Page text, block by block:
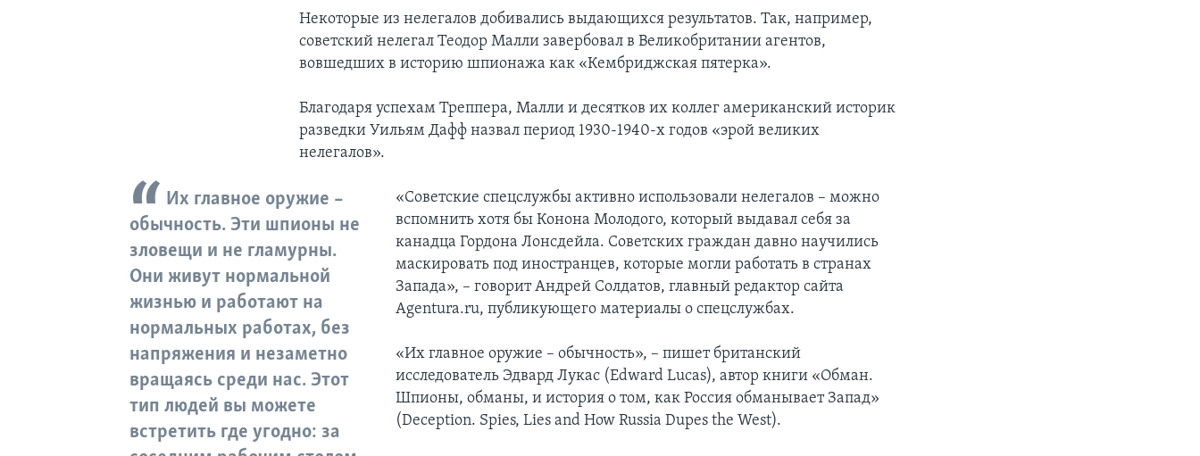
Некоторые из нелегалов добивались выдающихся результатов. Так, например,
советский нелегал Теодор Малли завербовал в Великобритании агентов,
вовшедших в историю шпионажа как «Кембриджская пятерка».
Благодаря успехам Треппера, Малли и десятков их коллег американский историк
разведки Уильям Дафф назвал период 1930-1940-х годов «эрой великих
нелегалов».
Их главное оружие –
обычность. Эти шпионы не
зловещи и не гламурны.
Они живут нормальной
жизнью и работают на
нормальных работах, без
напряжения и незаметно
вращаясь среди нас. Этот
тип людей вы можете
встретить где угодно: за
«Советские спецслужбы активно использовали нелегалов – можно
вспомнить хотя бы Конона Молодого, который выдавал себя за
канадца Гордона Лонсдейла. Советских граждан давно научились
маскировать под иностранцев, которые могли работать в странах
Запада», – говорит Андрей Солдатов, главный редактор сайта
Agentura.ru, публикующего материалы о спецслужбах.
«Их главное оружие – обычность», – пишет британский
исследователь Эдвард Лукас (Edward Lucas), автор книги «Обман.
Шпионы, обманы, и история о том, как Россия обманывает Запад»
(Deception. Spies, Lies and How Russia Dupes the West).